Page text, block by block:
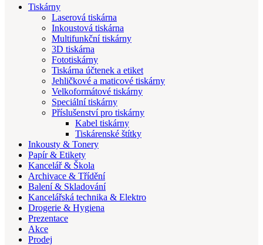
Tiskárny
Laserová tiskárna
Inkoustová tiskárna
Multifunkční tiskárny
3D tiskárna
Fototiskárny
Tiskárna účtenek a etiket
Jehličkové a maticové tiskárny
Velkoformátové tiskárny
Speciální tiskárny
Příslušenství pro tiskárny
Kabel tiskárny
Tiskárenské štítky
Inkousty & Tonery
Papír & Etikety
Kancelář & Škola
Archivace & Třídění
Balení & Skladování
Kancelářská technika & Elektro
Drogerie & Hygiena
Prezentace
Akce
Prodej